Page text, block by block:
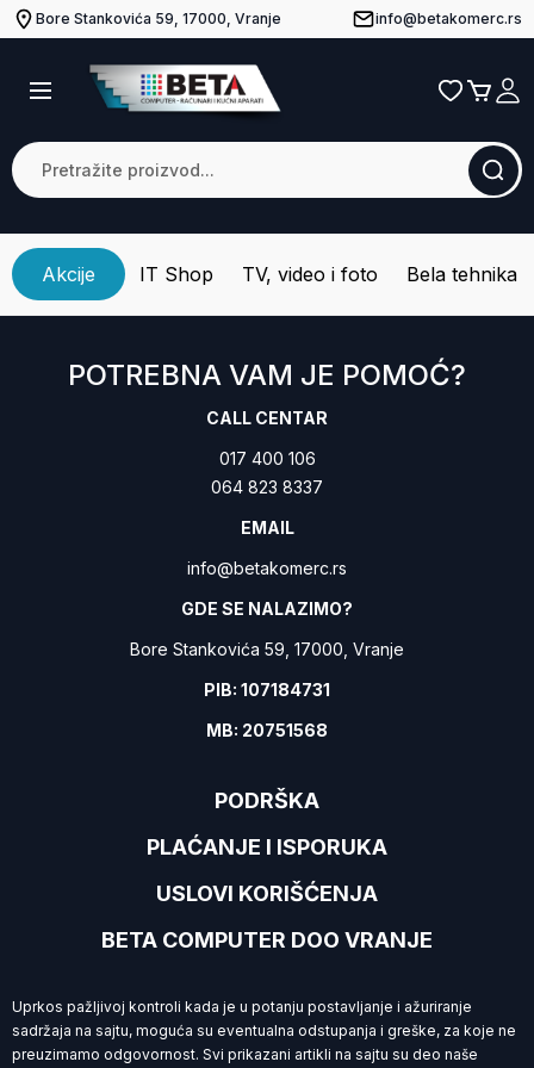
Bore Stankovića 59, 17000, Vranje info@betakomerc.rs
Akcije IT Shop TV, video i foto Bela tehnika
PODRŠKA
PLAĆANJE I ISPORUKA
USLOVI KORIŠĆENJA
BETA COMPUTER DOO VRANJE
POTREBNA VAM JE POMOĆ?
CALL CENTAR
017 400 106
064 823 8337
EMAIL
info@betakomerc.rs
GDE SE NALAZIMO?
Bore Stankovića 59, 17000, Vranje
PIB: 107184731
MB: 20751568
Uprkos pažljivoj kontroli kada je u potanju postavljanje i ažuriranje
sadržaja na sajtu, moguća su eventualna odstupanja i greške, za koje ne
preuzimamo odgovornost. Svi prikazani artikli na sajtu su deo naše